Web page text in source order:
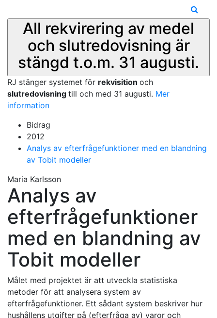
All rekvirering av medel
och slutredovisning är
stängd t.o.m. 31 augusti.
RJ stänger systemet för rekvisition och
slutredovisning till och med 31 augusti. Mer
information
Bidrag
2012
Analys av efterfrågefunktioner med en blandning
av Tobit modeller
Maria Karlsson
Analys av
efterfrågefunktioner
med en blandning av
Tobit modeller
Målet med projektet är att utveckla statistiska
metoder för att analysera system av
efterfrågefunktioner. Ett sådant system beskriver hur
hushållens utgifter på (efterfråga av) varor och